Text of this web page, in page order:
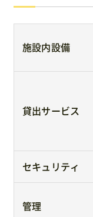
施設内設備
貸出サービス
セキュリティ
管理